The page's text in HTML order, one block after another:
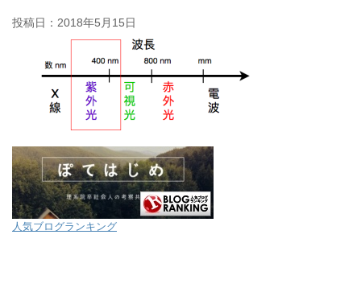
投稿日： 2018年5月15日
人気ブログランキング